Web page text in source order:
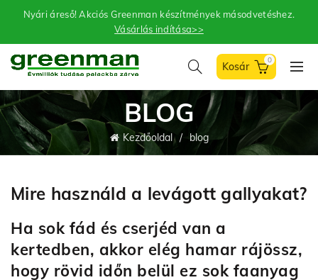
Nyári áreső! Akciós Greenman készítmények másodvetéshez.
Vásárlás indítása>>
0
BLOG
Kezdőoldal blog
Mire használd a levágott gallyakat?
Ha sok fád és cserjéd van a
kertedben, akkor elég hamar rájössz,
hogy rövid időn belül ez sok faanyag